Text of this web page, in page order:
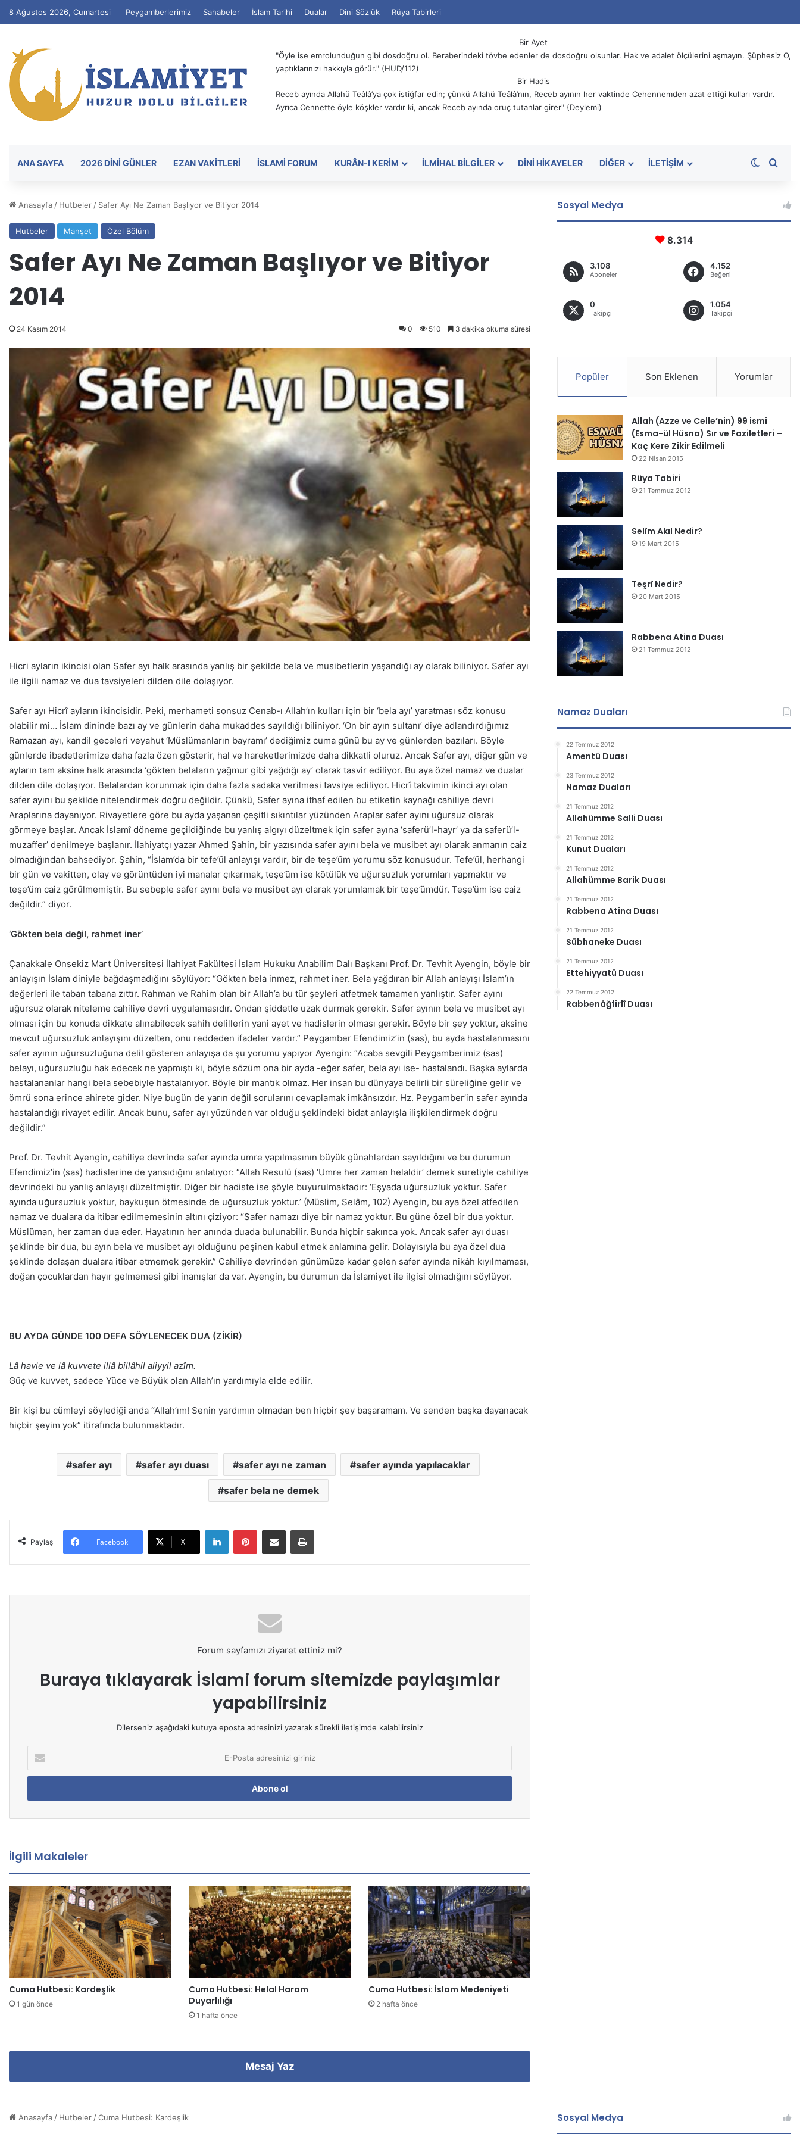
8 Ağustos 2026, Cumartesi Peygamberlerimiz Sahabeler İslam Tarihi Dualar Dini Sözlük Rüya Tabirleri
Bir Ayet
"Öyle ise emrolunduğun gibi dosdoğru ol. Beraberindeki tövbe edenler de dosdoğru olsunlar. Hak ve adalet ölçülerini aşmayın. Şüphesiz O,
yaptıklarınızı hakkıyla görür." (HUD/112)
Bir Hadis
Receb ayında Allahü Teâlâ’ya çok istiğfar edin; çünkü Allahü Teâlâ’nın, Receb ayının her vaktinde Cehennemden azat ettiği kulları vardır.
Ayrıca Cennette öyle köşkler vardır ki, ancak Receb ayında oruç tutanlar girer" (Deylemi)
ANA SAYFA 2026 DİNİ GÜNLER EZAN VAKITLERI İSLAMI FORUM KURÂN-I KERIM İLMIHAL BILGILER DINI HIKAYELER DIĞER İLETIŞIM Dış
Anasayfa / Hutbeler / Safer Ayı Ne Zaman Başlıyor ve Bitiyor 2014
Hutbeler Manşet Özel Bölüm
Safer Ayı Ne Zaman Başlıyor ve Bitiyor
2014
24 Kasım 2014 0 510 3 dakika okuma süresi
Hicri ayların ikincisi olan Safer ayı halk arasında yanlış bir şekilde bela ve musibetlerin yaşandığı ay olarak biliniyor. Safer ayı
ile ilgili namaz ve dua tavsiyeleri dilden dile dolaşıyor.
Safer ayı Hicrî ayların ikincisidir. Peki, merhameti sonsuz Cenab-ı Allah’ın kulları için bir ‘bela ayı’ yaratması söz konusu
olabilir mi… İslam dininde bazı ay ve günlerin daha mukaddes sayıldığı biliniyor. ‘On bir ayın sultanı’ diye adlandırdığımız
Ramazan ayı, kandil geceleri veyahut ‘Müslümanların bayramı’ dediğimiz cuma günü bu ay ve günlerden bazıları. Böyle
günlerde ibadetlerimize daha fazla özen gösterir, hal ve hareketlerimizde daha dikkatli oluruz. Ancak Safer ayı, diğer gün ve
ayların tam aksine halk arasında ‘gökten belaların yağmur gibi yağdığı ay’ olarak tasvir ediliyor. Bu aya özel namaz ve dualar
dilden dile dolaşıyor. Belalardan korunmak için daha fazla sadaka verilmesi tavsiye ediliyor. Hicrî takvimin ikinci ayı olan
safer ayını bu şekilde nitelendirmek doğru değildir. Çünkü, Safer ayına ithaf edilen bu etiketin kaynağı cahiliye devri
Araplarına dayanıyor. Rivayetlere göre bu ayda yaşanan çeşitli sıkıntılar yüzünden Araplar safer ayını uğursuz olarak
görmeye başlar. Ancak İslamî döneme geçildiğinde bu yanlış algıyı düzeltmek için safer ayına ‘saferü’l-hayr’ ya da saferü’l-
muzaffer’ denilmeye başlanır. İlahiyatçı yazar Ahmed Şahin, bir yazısında safer ayını bela ve musibet ayı olarak anmanın caiz
olmadığından bahsediyor. Şahin, “İslam’da bir tefe’ül anlayışı vardır, bir de teşe’üm yorumu söz konusudur. Tefe’ül, herhangi
bir gün ve vakitten, olay ve görüntüden iyi manalar çıkarmak, teşe’üm ise kötülük ve uğursuzluk yorumları yapmaktır ve
teşe’üm caiz görülmemiştir. Bu sebeple safer ayını bela ve musibet ayı olarak yorumlamak bir teşe’ümdür. Teşe’üm ise caiz
değildir.” diyor.
‘Gökten bela değil, rahmet iner’
Çanakkale Onsekiz Mart Üniversitesi İlahiyat Fakültesi İslam Hukuku Anabilim Dalı Başkanı Prof. Dr. Tevhit Ayengin, böyle bir
anlayışın İslam diniyle bağdaşmadığını söylüyor: “Gökten bela inmez, rahmet iner. Bela yağdıran bir Allah anlayışı İslam’ın
değerleri ile taban tabana zıttır. Rahman ve Rahim olan bir Allah’a bu tür şeyleri atfetmek tamamen yanlıştır. Safer ayını
uğursuz olarak niteleme cahiliye devri uygulamasıdır. Ondan şiddetle uzak durmak gerekir. Safer ayının bela ve musibet ayı
olması için bu konuda dikkate alınabilecek sahih delillerin yani ayet ve hadislerin olması gerekir. Böyle bir şey yoktur, aksine
mevcut uğursuzluk anlayışını düzelten, onu reddeden ifadeler vardır.” Peygamber Efendimiz’in (sas), bu ayda hastalanmasını
safer ayının uğursuzluğuna delil gösteren anlayışa da şu yorumu yapıyor Ayengin: “Acaba sevgili Peygamberimiz (sas)
belayı, uğursuzluğu hak edecek ne yapmıştı ki, böyle sözüm ona bir ayda -eğer safer, bela ayı ise- hastalandı. Başka aylarda
hastalananlar hangi bela sebebiyle hastalanıyor. Böyle bir mantık olmaz. Her insan bu dünyaya belirli bir süreliğine gelir ve
ömrü sona erince ahirete gider. Niye bugün de yarın değil sorularını cevaplamak imkânsızdır. Hz. Peygamber’in safer ayında
hastalandığı rivayet edilir. Ancak bunu, safer ayı yüzünden var olduğu şeklindeki bidat anlayışla ilişkilendirmek doğru
değildir.”
Prof. Dr. Tevhit Ayengin, cahiliye devrinde safer ayında umre yapılmasının büyük günahlardan sayıldığını ve bu durumun
Efendimiz’in (sas) hadislerine de yansıdığını anlatıyor: “Allah Resulü (sas) ‘Umre her zaman helaldir’ demek suretiyle cahiliye
devrindeki bu yanlış anlayışı düzeltmiştir. Diğer bir hadiste ise şöyle buyurulmaktadır: ‘Eşyada uğursuzluk yoktur. Safer
ayında uğursuzluk yoktur, baykuşun ötmesinde de uğursuzluk yoktur.’ (Müslim, Selâm, 102) Ayengin, bu aya özel atfedilen
namaz ve dualara da itibar edilmemesinin altını çiziyor: “Safer namazı diye bir namaz yoktur. Bu güne özel bir dua yoktur.
Müslüman, her zaman dua eder. Hayatının her anında duada bulunabilir. Bunda hiçbir sakınca yok. Ancak safer ayı duası
şeklinde bir dua, bu ayın bela ve musibet ayı olduğunu peşinen kabul etmek anlamına gelir. Dolayısıyla bu aya özel dua
şeklinde dolaşan dualara itibar etmemek gerekir.” Cahiliye devrinden günümüze kadar gelen safer ayında nikâh kıyılmaması,
doğan çocuklardan hayır gelmemesi gibi inanışlar da var. Ayengin, bu durumun da İslamiyet ile ilgisi olmadığını söylüyor.
BU AYDA GÜNDE 100 DEFA SÖYLENECEK DUA (ZİKİR)
Lâ havle ve lâ kuvvete illâ billâhil aliyyil azîm.
Güç ve kuvvet, sadece Yüce ve Büyük olan Allah’ın yardımıyla elde edilir.
Bir kişi bu cümleyi söylediği anda “Allah’ım! Senin yardımın olmadan ben hiçbir şey başaramam. Ve senden başka dayanacak
hiçbir şeyim yok” itirafında bulunmaktadır.
safer ayı safer ayı duası safer ayı ne zaman safer ayında yapılacaklar
safer bela ne demek
Paylaş Facebook X
Forum sayfamızı ziyaret ettiniz mi?
Buraya tıklayarak İslami forum sitemizde paylaşımlar
yapabilirsiniz
Dilerseniz aşağıdaki kutuya eposta adresinizi yazarak sürekli iletişimde kalabilirsiniz
P
s
d
e
s
i
z
i
g
i
r
i
İlgili Makaleler
Cuma Hutbesi: Kardeşlik
1 gün önce
Cuma Hutbesi: Helal Haram
Duyarlılığı
1 hafta önce
Cuma Hutbesi: İslam Medeniyeti
2 hafta önce
Mesaj Yaz
Sosyal Medya
8.314
3.108
Aboneler
4.152
Beğeni
0
Takipçi
1.054
Takipçi
Popüler Son Eklenen Yorumlar
Allah (Azze ve Celle’nin) 99 ismi
(Esma-ül Hüsna) Sır ve Faziletleri –
Kaç Kere Zikir Edilmeli
22 Nisan 2015
Rüya Tabiri
21 Temmuz 2012
Selîm Akıl Nedir?
19 Mart 2015
Teşrî Nedir?
20 Mart 2015
Rabbena Atina Duası
21 Temmuz 2012
Namaz Duaları
22 Temmuz 2012
Amentü Duası
23 Temmuz 2012
Namaz Duaları
21 Temmuz 2012
Allahümme Salli Duası
21 Temmuz 2012
Kunut Duaları
21 Temmuz 2012
Allahümme Barik Duası
21 Temmuz 2012
Rabbena Atina Duası
21 Temmuz 2012
Sübhaneke Duası
21 Temmuz 2012
Ettehiyyatü Duası
22 Temmuz 2012
Rabbenâğfirlî Duası